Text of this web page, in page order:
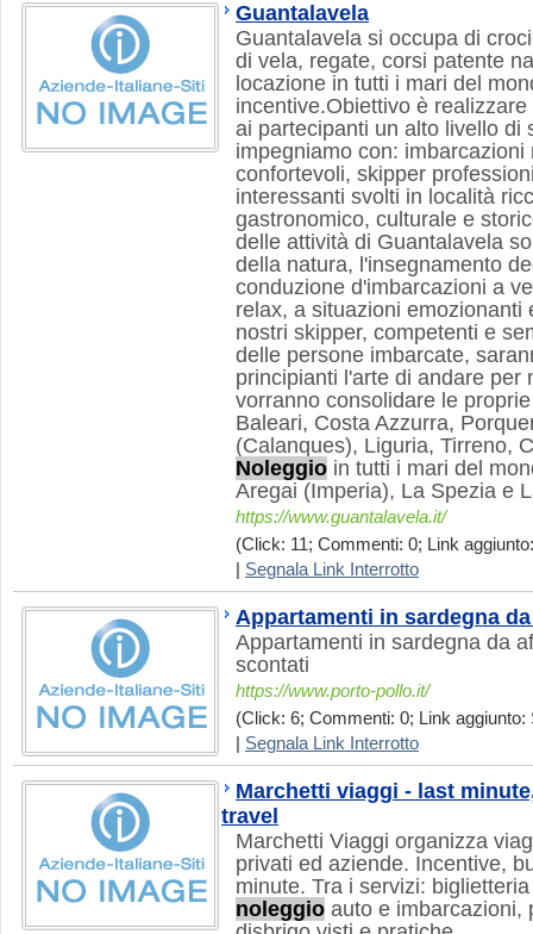
Guantalavela
Guantalavela si occupa di
di vela, regate, corsi patente
locazione in tutti i mari del
incentive.Obiettivo è
ai partecipanti un alto livello di
impegniamo con:
confortevoli, skipper
interessanti svolti in località
gastronomico, culturale e
delle attività di Guantalavela
della natura, l'insegnamento
conduzione d'imbarcazioni a
relax, a situazioni emozionanti
nostri skipper, competenti e
delle persone imbarcate,
principianti l'arte di andare per
vorranno consolidare le
Baleari, Costa Azzurra,
(Calanques), Liguria, Tirreno,
Noleggio in tutti i mari del
Aregai (Imperia), La Spezia e
https://www.guantalavela.it/
(Click: 11; Commenti: 0; Link
Segnala Link Interrotto
Appartamenti in sardegna
Appartamenti in sardegna da
scontati
https://www.porto-pollo.it/
(Click: 6; Commenti: 0; Link aggiunto:
Segnala Link Interrotto
Marchetti viaggi - last
travel
Marchetti Viaggi organizza
privati ed aziende. Incentive,
minute. Tra i servizi:
noleggio auto e imbarcazioni,